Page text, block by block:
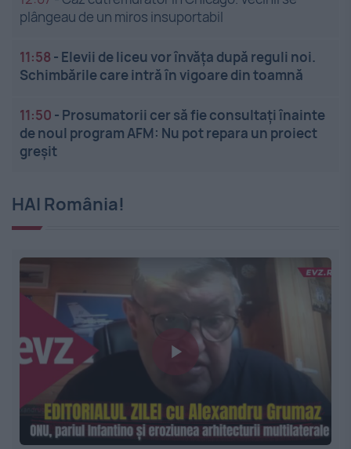
plângeau de un miros insuportabil
11:58 - Elevii de liceu vor învăța după reguli noi.
Schimbările care intră în vigoare din toamnă
11:50 - Prosumatorii cer să fie consultați înainte
de noul program AFM: Nu pot repara un proiect
greșit
HAI România!